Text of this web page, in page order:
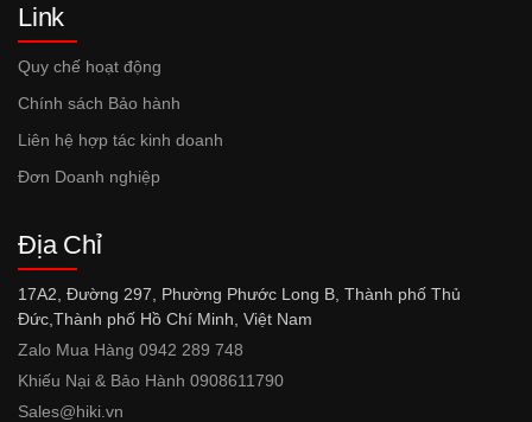
Link
Quy chế hoạt động
Chính sách Bảo hành
Liên hệ hợp tác kinh doanh
Đơn Doanh nghiệp
Địa Chỉ
17A2, Đường 297, Phường Phước Long B, Thành phố Thủ
Đức,Thành phố Hồ Chí Minh, Việt Nam
Zalo Mua Hàng 0942 289 748
Khiếu Nại & Bảo Hành 0908611790
Sales@hiki.vn